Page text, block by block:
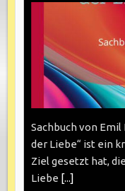
Sachbuch von Emil
der Liebe“ ist ein
Ziel gesetzt hat,
Liebe [...]